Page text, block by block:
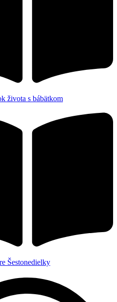
života s bábätkom
Šestonedielky